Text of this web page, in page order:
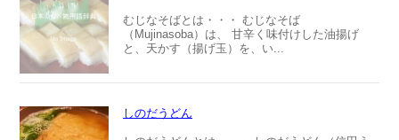
むじなそばとは・・・ むじなそば
（Mujinasoba）は、 甘辛く味付けした油揚げ
と、天かす（揚げ玉）を、い...
しのだうどん